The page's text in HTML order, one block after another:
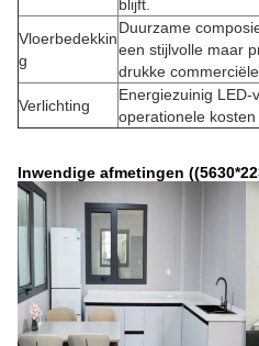
blijft.
Vloerbedekkin
g
Duurzame
een stijlvolle maar
drukke
Verlichting
Energiezuinig
operationele kosten
Inwendige afmetingen